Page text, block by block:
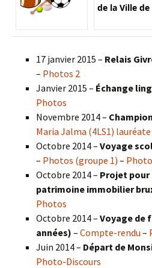
de la Ville
17 janvier 2015 – Relais
– Photos 2
Janvier 2015 – Échange
Photos
Novembre 2014 –
Maria Jalma (4LS1) lauréate
Octobre 2014 – Voyage
– Photos (groupe 1) –
Octobre 2014 – Projet
patrimoine immobilier
Photos
Octobre 2014 – Voyage de
années) – Compte-rendu –
Juin 2014 – Départ de
Photo-Discours